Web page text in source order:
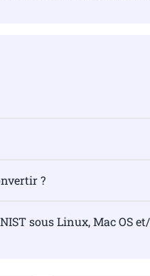
?
sous Linux, Mac OS